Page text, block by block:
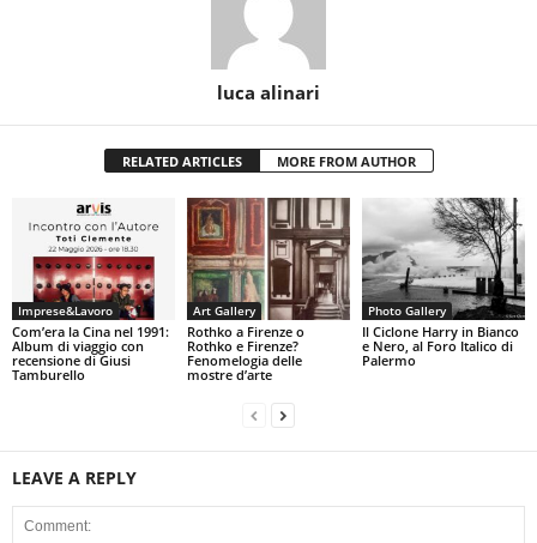
luca alinari
RELATED ARTICLES MORE FROM AUTHOR
Imprese&Lavoro
Com’era la Cina nel 1991:
Album di viaggio con
recensione di Giusi
Tamburello
Art Gallery
Rothko a Firenze o
Rothko e Firenze?
Fenomelogia delle
mostre d’arte
Photo Gallery
Il Ciclone Harry in Bianco
e Nero, al Foro Italico di
Palermo
LEAVE A REPLY